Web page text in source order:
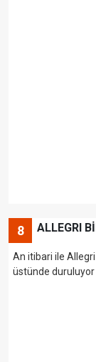
8 ALLEGRI
An itibari ile Allegri
üstünde duruluyor